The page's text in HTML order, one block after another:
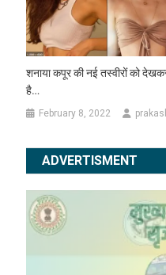
शनाया कपूर की नई तस्वीरों को
है…
February 8, 2022
ADVERTISMENT